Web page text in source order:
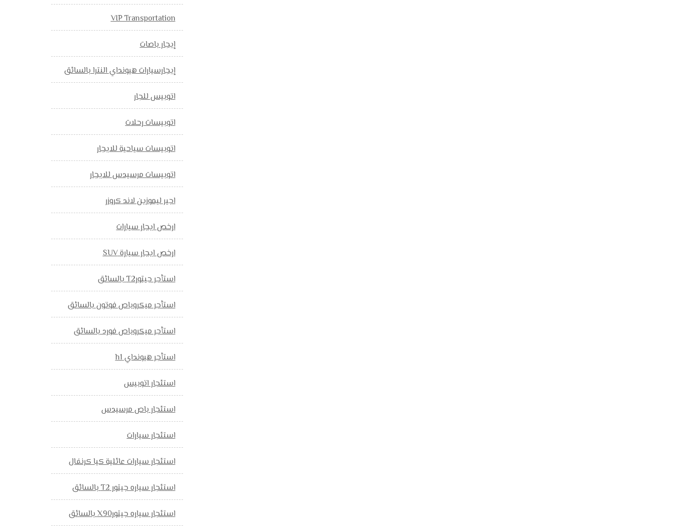
VIP Transportation
إيجار باصات
إيجارسيارات هيونداي النترا بالسائق
اتوبيس للجار
اتوبيسات رحلات
اتوبيسات سياحية للايجار
اتوبيسات مرسيدس للايجار
اجير ليموزين لاند كروزر
ارخص ايجار سيارات
ارخص ايجار سيارة SUV
استأجر جيتورT2 بالسائق
استأجر ميكروباص فوتون بالسائق
استأجر ميكروباص فورد بالسائق
استأجر هيونداي h1
استئجار اتوبيس
استئجار باص مرسيدس
استئجار سيارات
استئجار سيارات عائلية كيا كرنفال
استئجار سياره جيتور T2 بالسائق
استئجار سياره جيتورX90 بالسائق